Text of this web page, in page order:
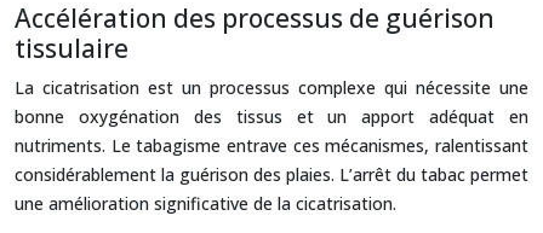
Accélération des processus de guérison
tissulaire
La cicatrisation est un processus complexe qui nécessite une
bonne oxygénation des tissus et un apport adéquat en
nutriments. Le tabagisme entrave ces mécanismes, ralentissant
considérablement la guérison des plaies. L’arrêt du tabac permet
une amélioration significative de la cicatrisation.